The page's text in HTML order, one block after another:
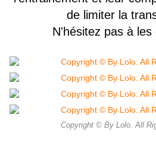
de limiter la
N'hésitez pas à les
Copyright © By Lolo. All